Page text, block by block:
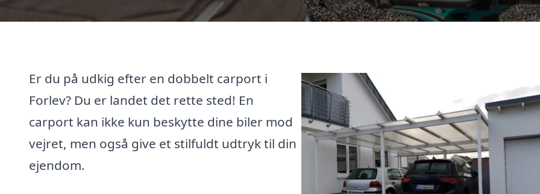
Er du på udkig efter en dobbelt carport i
Forlev? Du er landet det rette sted! En
carport kan ikke kun beskytte dine biler mod
vejret, men også give et stilfuldt udtryk til din
ejendom.